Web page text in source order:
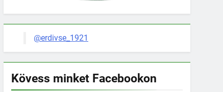
@erdivse_1921
Kövess minket Facebookon